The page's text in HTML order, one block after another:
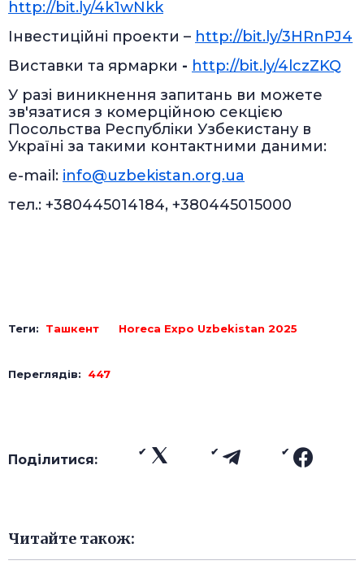
http://bit.ly/4k1wNkk
Інвестиційні проекти – http://bit.ly/3HRnPJ4
Виставки та ярмарки - http://bit.ly/4lczZKQ
У разі виникнення запитань ви можете
зв'язатися з комерційною секцією
Посольства Республіки Узбекистану в
Україні за такими контактними даними:
e-mail: info@uzbekistan.org.ua
тел.: +380445014184, +380445015000
Теги: Ташкент Horeca Expo Uzbekistan 2025
Переглядів: 447
Поділитися:
Читайте також: